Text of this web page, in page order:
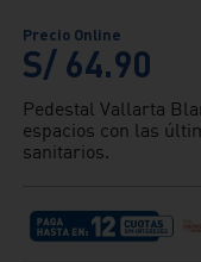
S/ 64.90
Pedestal Vallarta
espacios con las
sanitarios.